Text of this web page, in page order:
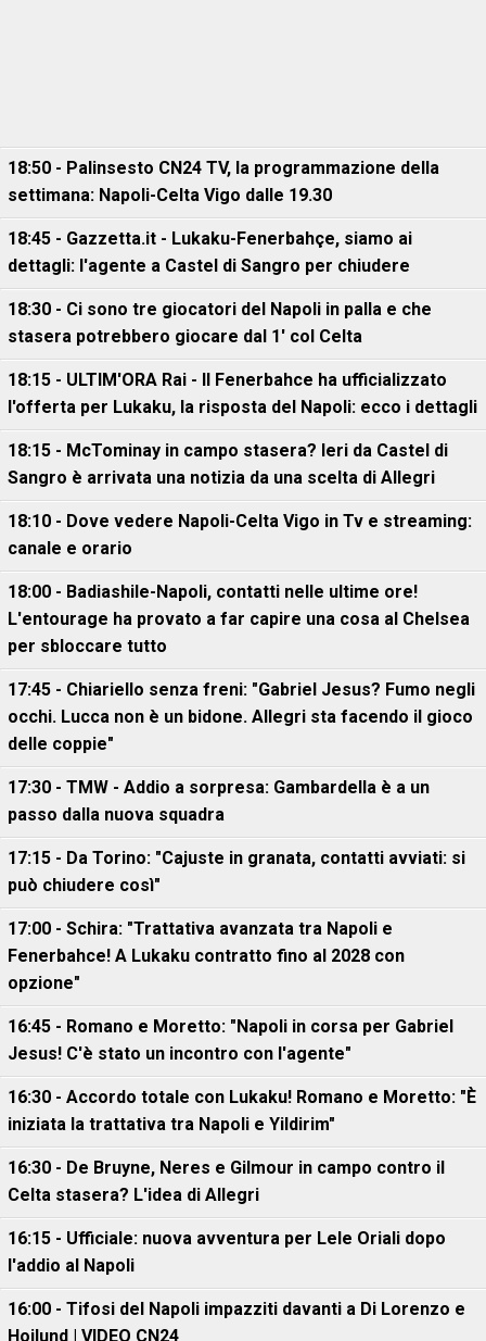
18:50 - Palinsesto CN24 TV, la programmazione della
settimana: Napoli-Celta Vigo dalle 19.30
18:45 - Gazzetta.it - Lukaku-Fenerbahçe, siamo ai
dettagli: l'agente a Castel di Sangro per chiudere
18:30 - Ci sono tre giocatori del Napoli in palla e che
stasera potrebbero giocare dal 1' col Celta
18:15 - ULTIM'ORA Rai - Il Fenerbahce ha ufficializzato
l'offerta per Lukaku, la risposta del Napoli: ecco i dettagli
18:15 - McTominay in campo stasera? Ieri da Castel di
Sangro è arrivata una notizia da una scelta di Allegri
18:10 - Dove vedere Napoli-Celta Vigo in Tv e streaming:
canale e orario
18:00 - Badiashile-Napoli, contatti nelle ultime ore!
L'entourage ha provato a far capire una cosa al Chelsea
per sbloccare tutto
17:45 - Chiariello senza freni: "Gabriel Jesus? Fumo negli
occhi. Lucca non è un bidone. Allegri sta facendo il gioco
delle coppie"
17:30 - TMW - Addio a sorpresa: Gambardella è a un
passo dalla nuova squadra
17:15 - Da Torino: "Cajuste in granata, contatti avviati: si
può chiudere così"
17:00 - Schira: "Trattativa avanzata tra Napoli e
Fenerbahce! A Lukaku contratto fino al 2028 con
opzione"
16:45 - Romano e Moretto: "Napoli in corsa per Gabriel
Jesus! C'è stato un incontro con l'agente"
16:30 - Accordo totale con Lukaku! Romano e Moretto: "È
iniziata la trattativa tra Napoli e Yildirim"
16:30 - De Bruyne, Neres e Gilmour in campo contro il
Celta stasera? L'idea di Allegri
16:15 - Ufficiale: nuova avventura per Lele Oriali dopo
l'addio al Napoli
16:00 - Tifosi del Napoli impazziti davanti a Di Lorenzo e
Hojlund | VIDEO CN24